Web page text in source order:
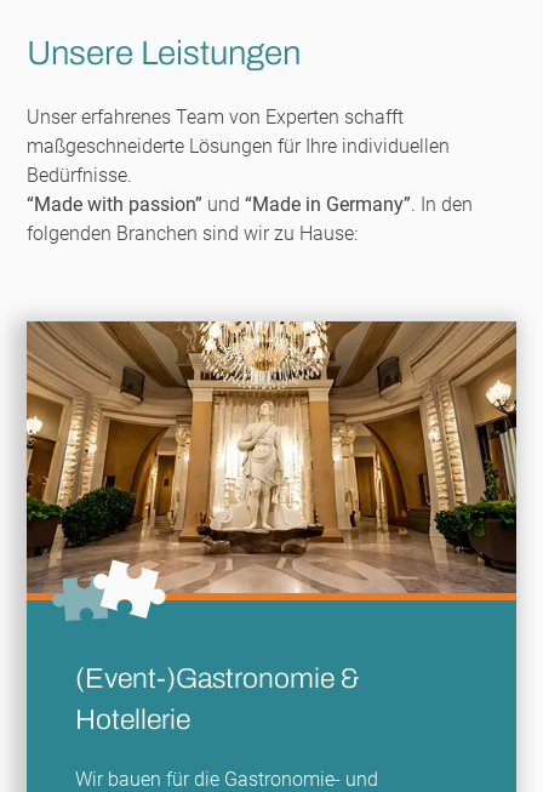
Unsere Leistungen
Unser erfahrenes Team von Experten schafft
maßgeschneiderte Lösungen für Ihre individuellen
Bedürfnisse.
“Made with passion” und“Made in Germany”. In den
folgenden Branchen sind wir zu Hause:
(Event-)Gastronomie &
Hotellerie
Wir bauen für die Gastronomie- und